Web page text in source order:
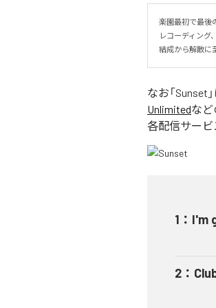
楽園最初で最後
レコーディング
結成から解散に
なお「Sunset
Unlimitedな
各配信サービ
1 ： I'm
2 ：